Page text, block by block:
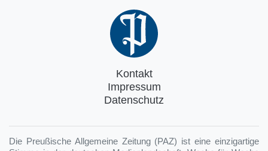
Kontakt
Impressum
Datenschutz
Die Preußische Allgemeine Zeitung (PAZ) ist eine einzigartige